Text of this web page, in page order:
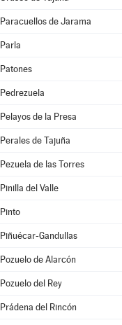
Paracuellos de Jarama
Parla
Patones
Pedrezuela
Pelayos de la Presa
Perales de Tajuña
Pezuela de las Torres
Pinilla del Valle
Pinto
Piñuécar-Gandullas
Pozuelo de Alarcón
Pozuelo del Rey
Prádena del Rincón